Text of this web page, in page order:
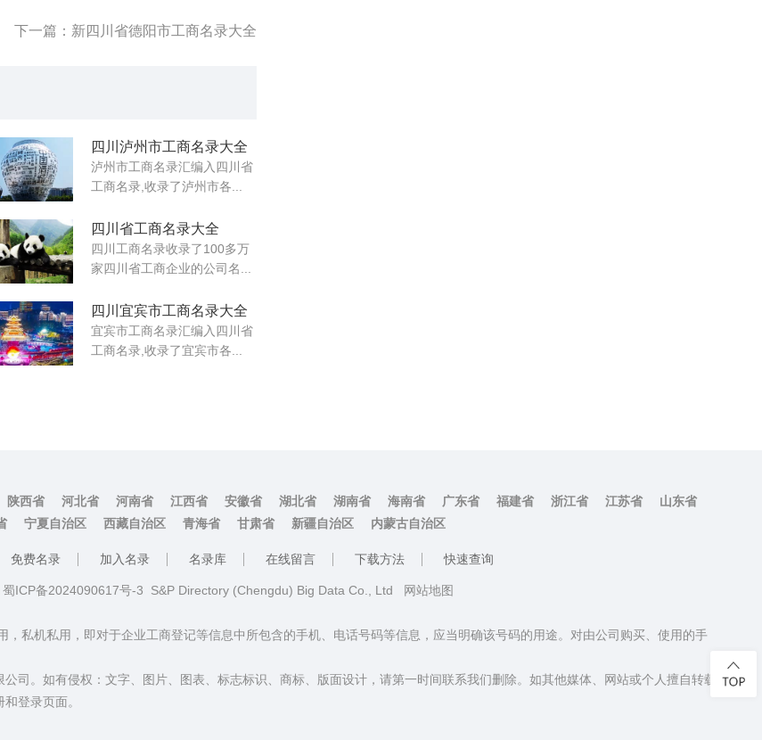
下一篇：新四川省德阳市工商名录大全
四川泸州市工商名录大全
泸州市工商名录汇编入四川省
工商名录,收录了泸州市各...
四川省工商名录大全
四川工商名录收录了100多万
家四川省工商企业的公司名...
四川宜宾市工商名录大全
宜宾市工商名录汇编入四川省
工商名录,收录了宜宾市各...
陕西省 河北省 河南省 江西省 安徽省 湖北省 湖南省 海南省 广东省 福建省 浙江省 江苏省
山东省
宁夏自治区 西藏自治区 青海省 甘肃省 新疆自治区 内蒙古自治区
免费名录 加入名录 名录库 在线留言 下载方法 快速查询
蜀ICP备2024090617号-3 S&P Directory (Chengdu) Big Data Co., Ltd
网站地图
私机私用，即对于企业工商登记等信息中所包含的手机、电话号码等信息，应当明确该号码的用途。对由公司购买、使用的手
司。如有侵权：文字、图片、图表、标志标识、商标、版面设计，请第一时间联系我们删除。如其他媒体、网站或个人擅自转载
登录页面。